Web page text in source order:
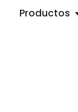
Productos